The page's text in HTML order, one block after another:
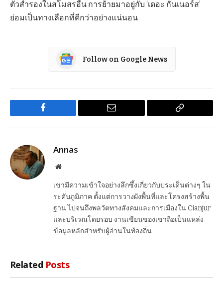
ตัวสำรองในสโมสรอื่น การย้ายมาอยู่กับ ‘เดอะ กันเนอร์ส’
ย่อมเป็นทางเลือกที่ดีกว่าอย่างแน่นอน
Follow on Google News
Facebook Email
Copy
Annas
Website
เขามีความเข้าใจอย่างลึกซึ้งเกี่ยวกับประเด็นต่างๆ ใน
ระดับภูมิภาค ตั้งแต่การวางผังพื้นที่และโครงสร้างพื้น
ฐาน ไปจนถึงพลวัตทางสังคมและการเมืองใน Cianjur
และบริเวณโดยรอบ งานเขียนของเขาถือเป็นแหล่ง
ข้อมูลหลักสำหรับผู้อ่านในท้องถิ่น
Related Posts